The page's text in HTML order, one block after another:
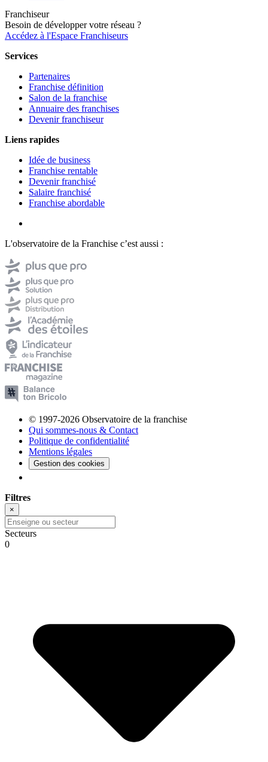
Franchiseur
Besoin de développer votre réseau ?
Accédez à l'Espace Franchiseurs
Services
Partenaires
Franchise définition
Salon de la franchise
Annuaire des franchises
Devenir franchiseur
Liens rapides
Idée de business
Franchise rentable
Devenir franchisé
Salaire franchisé
Franchise abordable
L'observatoire de la Franchise c’est aussi :
© 1997-2026 Observatoire de la franchise
Qui sommes-nous & Contact
Politique de confidentialité
Mentions légales
Gestion des cookies
Filtres
×
Secteurs
0